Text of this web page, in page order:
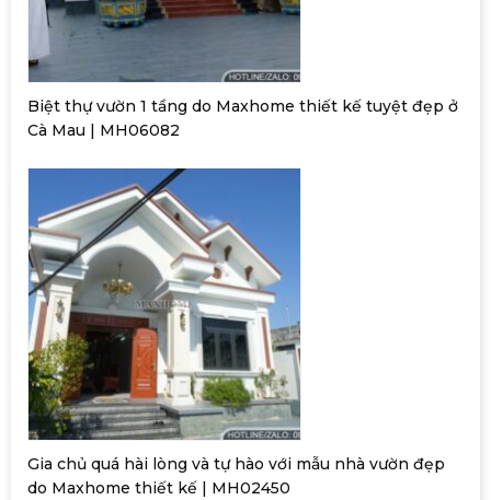
Biệt thự vườn 1 tầng do Maxhome thiết kế tuyệt đẹp ở
Cà Mau | MH06082
Gia chủ quá hài lòng và tự hào với mẫu nhà vườn đẹp
do Maxhome thiết kế | MH02450